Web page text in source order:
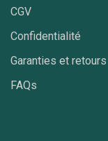
CGV
Confidentialité
Garanties et retours
FAQs